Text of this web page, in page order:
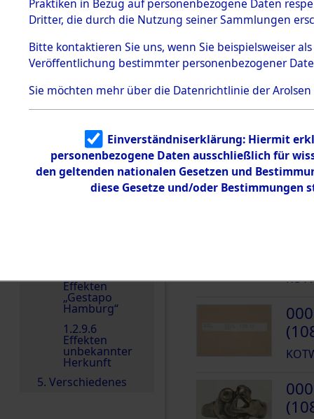
Dachau
Effekten aus
dem KZ
Dachau,
Landesentsch
ädigungsamt
Effekten aus
dem KZ
Neuengamm
e
Dokument
Effekten
„Gestapo
Hamburg“
1.2.9.6
Effekten
unbekannter
Herkunft
5. Verschiedenes
Land
Polen
Weitere Angaben
2.2.2021: Die
Familien (oder
55112
DOKUMENTE
Praktiken in Bezug auf personenbezogene Daten
Dritter, die durch die Nutzung seiner Sammlungen
Bitte kontaktieren Sie uns, wenn Sie beispielsweiser
Veröffentlichung bestimmter personenbezogener
Sie möchten mehr über die Datenrichtlinie der Arolsen
Einverständniserklärung: Hiermit
personenbezogene Daten ausschließlich für
den geltenden nationalen Gesetzen und
diese Gesetze und/oder Bestimmungen